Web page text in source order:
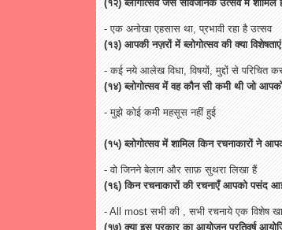
(१२) ब्लोगोत्सव जैसे सार्वजनिक उत्सव में
- एक अनोखा एहसास था, प्रभावी रहा है उत्सव
(१३) आपकी नज़रों में ब्लोगोत्सव की क्या
- कई नये आलेख विधा, विषयों, मुद्दों से परिचित
(१४) ब्लोगोत्सव में वह कौन सी कमी थी जो
- मुझे कोई कमी महसूस नहीं हुई
(१५) ब्लोगोत्सव में शामिल किन रचनाकारों ने
- वो जिनने बेलाग और साफ़ सुथरा लिखा हैं
(१६) किन रचनाकारों की रचनाएँ आपको पसंद
- All most सभी की , सभी रचनाये एक विशेष
(१७) क्या इस प्रकार का आयोजन प्रतिवर्ष